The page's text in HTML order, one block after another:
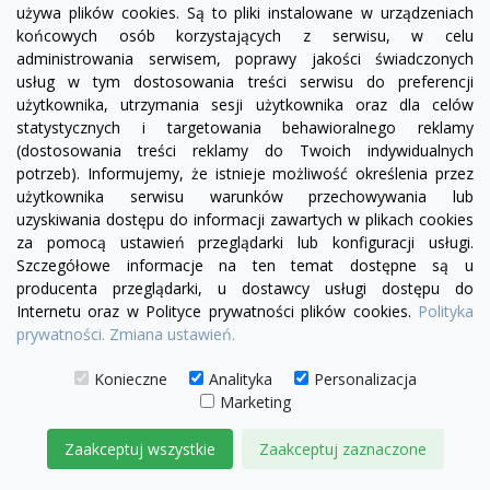
visibility
Fotel Serena bez boku | sofa modułowa - element
prosty SL/SP
używa plików cookies. Są to pliki instalowane w urządzeniach
końcowych osób korzystających z serwisu, w celu
administrowania serwisem, poprawy jakości świadczonych
usług w tym dostosowania treści serwisu do preferencji
użytkownika, utrzymania sesji użytkownika oraz dla celów
statystycznych i targetowania behawioralnego reklamy
(dostosowania treści reklamy do Twoich indywidualnych
potrzeb). Informujemy, że istnieje możliwość określenia przez
użytkownika serwisu warunków przechowywania lub
uzyskiwania dostępu do informacji zawartych w plikach cookies
za pomocą ustawień przeglądarki lub konfiguracji usługi.
Szczegółowe informacje na ten temat dostępne są u
producenta przeglądarki, u dostawcy usługi dostępu do
Internetu oraz w Polityce prywatności plików cookies. Polityka
prywatności. Zmiana ustawień.
Konieczne Analityka
Personalizacja
Marketing
Zaakceptuj wszystkie Zaakceptuj zaznaczone